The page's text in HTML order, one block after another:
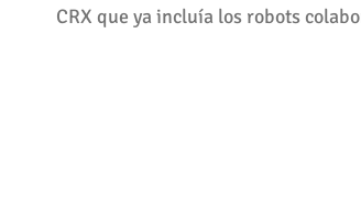
CRX que ya incluía los robots